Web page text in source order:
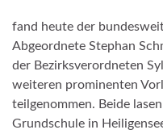
fand heute der
Abgeordnete Stephan
der Bezirksverordneten
weiteren prominenten
teilgenommen. Beide
Grundschule in